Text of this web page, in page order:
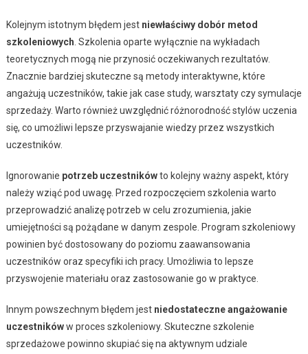
Kolejnym istotnym błędem jest niewłaściwy dobór metod
szkoleniowych . Szkolenia oparte wyłącznie na wykładach
teoretycznych mogą nie przynosić oczekiwanych rezultatów.
Znacznie bardziej skuteczne są metody interaktywne, które
angażują uczestników, takie jak case study, warsztaty czy symulacje
sprzedaży. Warto również uwzględnić różnorodność stylów uczenia
się, co umożliwi lepsze przyswajanie wiedzy przez wszystkich
uczestników.
Ignorowanie potrzeb uczestnikówto kolejny ważny aspekt, który
należy wziąć pod uwagę. Przed rozpoczęciem szkolenia warto
przeprowadzić analizę potrzeb w celu zrozumienia, jakie
umiejętności są pożądane w danym zespole. Program szkoleniowy
powinien być dostosowany do poziomu zaawansowania
uczestników oraz specyfiki ich pracy. Umożliwia to lepsze
przyswojenie materiału oraz zastosowanie go w praktyce.
Innym powszechnym błędem jest niedostateczne angażowanie
uczestnikóww proces szkoleniowy. Skuteczne szkolenie
sprzedażowe powinno skupiać się na aktywnym udziale